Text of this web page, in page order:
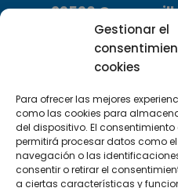
Gestionar el
cookies
Para ofrecer las mejores
como las cookies para
del dispositivo. El
permitirá procesar datos como
navegación o las
consentir o retirar el
a ciertas características y
29590
Subscribe to